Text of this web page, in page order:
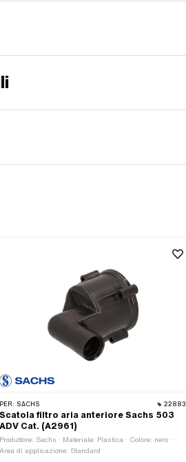
PER: SACHS 22883
Scatola filtro aria anteriore Sachs 503
ADV Cat. (A2961)
Produttore: Sachs · Materiale: Plastica · Colore: nero ·
Area di applicazione: Standard